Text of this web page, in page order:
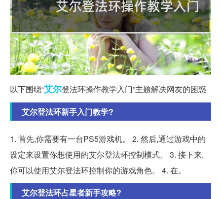
以下围绕“艾尔登法环操作教学入门”主题解决网友的困惑
艾尔登法环新手入门教学?
1. 首先,你需要有一台PS5游戏机。 2. 然后,通过游戏中的
设定来设置你想使用的艾尔登法环控制模式。 3. 接下来,
你可以使用艾尔登法环控制你的游戏角色。 4. 在。
艾尔登法环占星者新手攻略?